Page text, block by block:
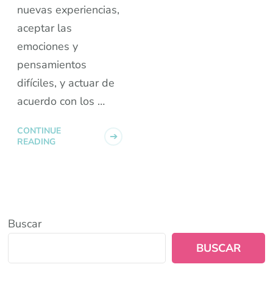
nuevas experiencias,
aceptar las
emociones y
pensamientos
difíciles, y actuar de
acuerdo con los …
CONTINUE
READING
Buscar
BUSCAR